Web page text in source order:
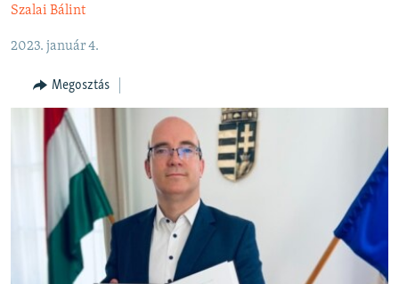
Ugrás
VIDEÓK
ELEMZŐ
NER15
SZABADON
TÁRSADALOM
DEMOKRÁCIA
A PÉNZ NYOMÁBAN
EURÓPAI UNIÓ
Szalai Bálint
2023. január 4.
Megosztás